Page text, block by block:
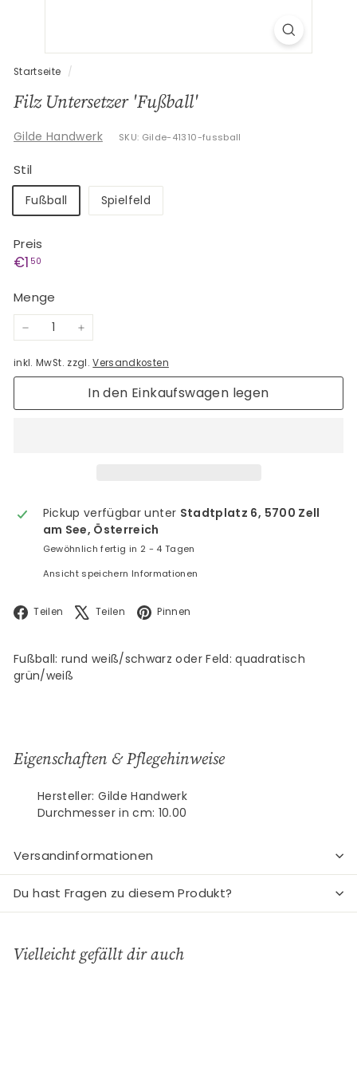
c
h
e
n
e
Startseite /
Filz Untersetzer 'Fußball'
Gilde Handwerk SKU: Gilde-41310-fussball
Stil
Fußball Spielfeld
Preis
Normaler
€1 50
Menge
− +
inkl. MwSt. zzgl.Versandkosten
In den Einkaufswagen legen
Pickup verfügbar unter Stadtplatz 6, 5700 Zell
am See, Österreich
Gewöhnlich fertig in 2 - 4 Tagen
Ansicht speichern Informationen
Teilen Facebook
Teilen X Pinnen
Fußball: rund weiß/schwarz oder Feld: quadratisch
grün/weiß
Eigenschaften & Pflegehinweise
Hersteller: Gilde Handwerk
Durchmesser in cm: 10.00
Versandinformationen
Du hast Fragen zu diesem Produkt?
Vielleicht gefällt dir auch